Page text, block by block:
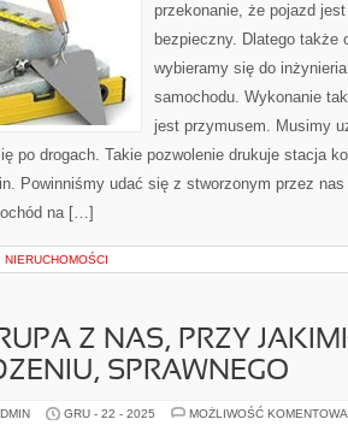
przekonanie, że pojazd
bezpieczny. Dlatego także
wybieramy się do
samochodu. Wykonanie
jest przymusem. Musimy
po drogach. Takie pozwolenie drukuje stacja
Powinniśmy udać się z stworzonym przez
na […]
NIERUCHOMOŚCI
Z NAS, PRZY
SPRAWNEGO
GRU - 22 - 2025 MOŻLIWOŚĆ